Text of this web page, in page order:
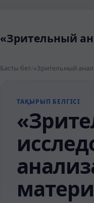
«Зрительный
Басты бет/
ТАҚЫРЫП БЕЛГІСІ